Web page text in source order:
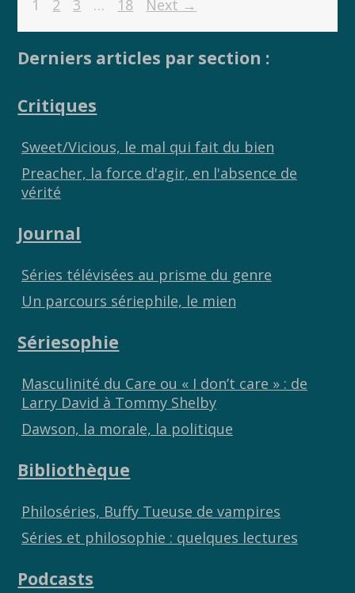
b
o
o
er y
Li
n
g
er
1 2 3 … 18 Next →
Derniers articles par section :
Critiques
Sweet/Vicious, le mal qui fait du bien
Preacher, la force d'agir, en l'absence de
vérité
Journal
Séries télévisées au prisme du genre
Un parcours sériephile, le mien
Sériesophie
Masculinité du Care ou « I don’t care » : de
Larry David à Tommy Shelby
Dawson, la morale, la politique
Bibliothèque
Philoséries, Buffy Tueuse de vampires
Séries et philosophie : quelques lectures
Podcasts